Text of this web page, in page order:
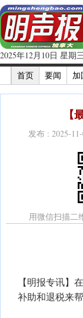
2025年12月10日 星期
首页
要闻 加
发布 : 2025-
用微信扫描二
【明报专讯】
补助和退税来